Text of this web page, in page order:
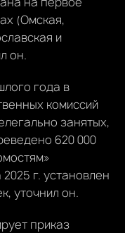
(Омская,
и
он.
года в
комиссий
занятых,
620 000
г. установлен
уточнил он.
приказ